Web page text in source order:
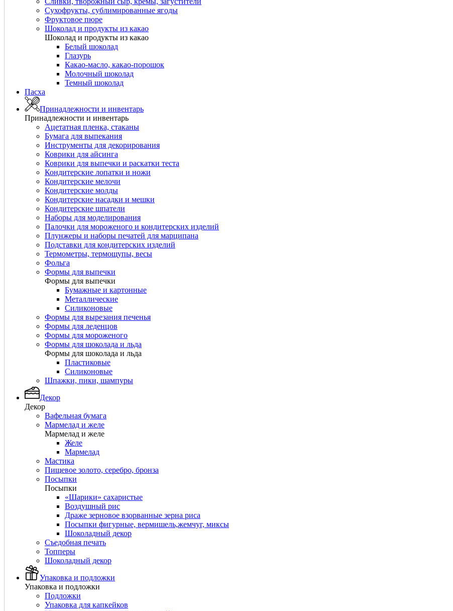
Сухофрукты, сублимированные ягоды
Фруктовое пюре
Шоколад и продукты из какао
Шоколад и продукты из какао
Белый шоколад
Глазурь
Какао-масло, какао-порошок
Молочный шоколад
Темный шоколад
Пасха
Принадлежности и инвентарь
Принадлежности и инвентарь
Ацетатная пленка, стаканы
Бумага для выпекания
Инструменты для декорирования
Коврики для айсинга
Коврики для выпечки и раскатки теста
Кондитерские лопатки и ножи
Кондитерские мелочи
Кондитерские молды
Кондитерские насадки и мешки
Кондитерские шпатели
Наборы для моделирования
Палочки для мороженого и кондитерских изделий
Плунжеры и наборы печатей для марципана
Подставки для кондитерских изделий
Термометры, термощупы, весы
Фольга
Формы для выпечки
Формы для выпечки
Бумажные и картонные
Металлические
Силиконовые
Формы для вырезания печенья
Формы для леденцов
Формы для мороженого
Формы для шоколада и льда
Формы для шоколада и льда
Пластиковые
Силиконовые
Шпажки, пики, шампуры
Декор
Декор
Вафельная бумага
Мармелад и желе
Мармелад и желе
Желе
Мармелад
Мастика
Пищевое золото, серебро, бронза
Посыпки
Посыпки
«Шарики» сахаристые
Воздушный рис
Драже зерновое взорванные зерна риса
Посыпки фигурные, вермишель,жемчуг, миксы
Шоколадный декор
Съедобная печать
Топперы
Шоколадный декор
Упаковка и подложки
Упаковка и подложки
Подложки
Упаковка для капкейков